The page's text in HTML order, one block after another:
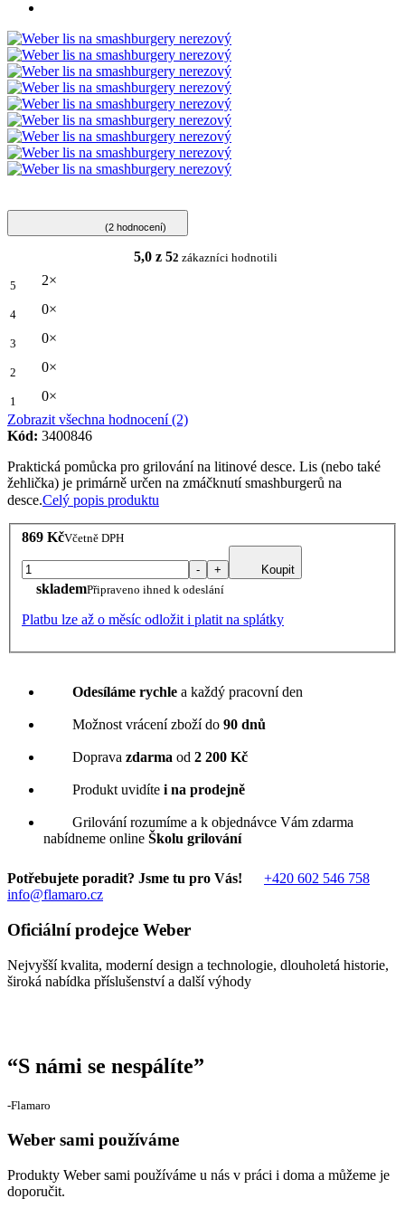
(2 hodnocení)
5,0 z 52 zákazníci hodnotili
5 2×
4 0×
3 0×
2 0×
1
0×
Zobrazit všechna hodnocení (2)
Kód: 3400846
Praktická pomůcka pro grilování na litinové desce. Lis (nebo také
žehlička) je primárně určen na zmáčknutí smashburgerů na
desce.Celý popis produktu
869 KčVčetně DPH
- + Koupit
sklademPřipraveno ihned k odeslání
Platbu lze až o měsíc odložit i platit na splátky
Odesíláme rychle a každý pracovní den
Možnost vrácení zboží do 90 dnů
Doprava zdarma od 2 200 Kč
Produkt uvidíte i na prodejně
Grilování rozumíme a k objednávce Vám zdarma
nabídneme online Školu grilování
Potřebujete poradit? Jsme tu pro Vás!
+420 602 546 758
info@flamaro.cz
Oficiální prodejce Weber
Nejvyšší kvalita, moderní design a technologie, dlouholetá historie,
široká nabídka příslušenství a další výhody
“S námi se nespálíte”
‐Flamaro
Weber sami používáme
Produkty Weber sami používáme u nás v práci i doma a můžeme je
doporučit.